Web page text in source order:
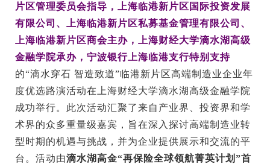
EN
地址：上海市浦东新区海基六路99号创新魔坊三期2号楼
邮编：201306
总机：021-38221153
邮箱：dafi@sufe.edu.cn
片区管理委员会指导，上海临港新片区国际投资发展
有限公司、上海临港新片区私募基金管理有限公司、
上海临港新片区商会主办，上海财经大学滴水湖高级
金融学院承办，宁波银行上海临港支行特别支持
的“滴水穿石 智造致道”临港新片区高端制造业企业年
度优选路演活动在上海财经大学滴水湖高级金融学院
成功举行。此次活动汇聚了来自产业界、投资界和学
术界的众多重量级嘉宾，旨在深入探讨高端制造业转
型时期的机遇与挑战，并为企业提供展示和交流的平
台。活动由滴水湖高金“再保险全球领航菁英计划”首